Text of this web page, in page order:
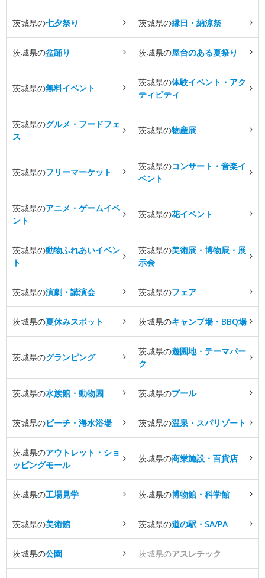
茨城県の七夕祭り 茨城県の縁日・納涼祭
茨城県の盆踊り 茨城県の屋台のある夏祭り
茨城県の無料イベント
茨城県の体験イベント・アク
ティビティ
茨城県のグルメ・フードフェ
ス
茨城県の物産展
茨城県のフリーマーケット
茨城県のコンサート・音楽イ
ベント
茨城県のアニメ・ゲームイベ
ント
茨城県の花イベント
茨城県の動物ふれあいイベン
ト
茨城県の美術展・博物展・展
示会
茨城県の演劇・講演会 茨城県のフェア
茨城県の夏休みスポット 茨城県のキャンプ場・BBQ場
茨城県のグランピング
茨城県の遊園地・テーマパー
ク
茨城県の水族館・動物園 茨城県のプール
茨城県のビーチ・海水浴場 茨城県の温泉・スパリゾート
茨城県のアウトレット・ショ
ッピングモール
茨城県の商業施設・百貨店
茨城県の工場見学 茨城県の博物館・科学館
茨城県の美術館 茨城県の道の駅・SA/PA
茨城県の公園 茨城県のアスレチック